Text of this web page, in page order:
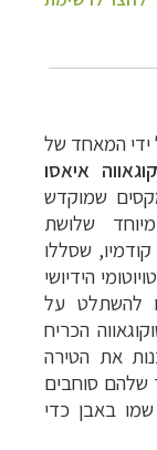
איאסו
מקסים שמוקדש
שלושת
שסללו
הידיושי
להשתלט על
הכריח
את הטירה
שלהם סוחבים
באבן כדי